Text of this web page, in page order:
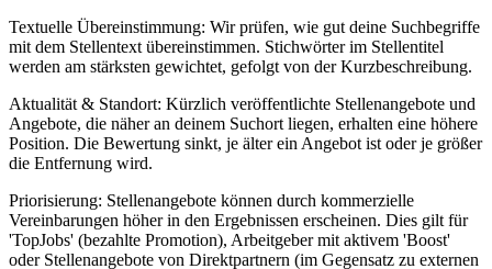
Textuelle Übereinstimmung: Wir prüfen, wie gut deine Suchbegriffe
mit dem Stellentext übereinstimmen. Stichwörter im Stellentitel
werden am stärksten gewichtet, gefolgt von der Kurzbeschreibung.
Aktualität & Standort: Kürzlich veröffentlichte Stellenangebote und
Angebote, die näher an deinem Suchort liegen, erhalten eine höhere
Position. Die Bewertung sinkt, je älter ein Angebot ist oder je größer
die Entfernung wird.
Priorisierung: Stellenangebote können durch kommerzielle
Vereinbarungen höher in den Ergebnissen erscheinen. Dies gilt für
'TopJobs' (bezahlte Promotion), Arbeitgeber mit aktivem 'Boost'
oder Stellenangebote von Direktpartnern (im Gegensatz zu externen